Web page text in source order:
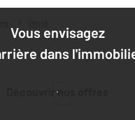
Vous envisagez
dans
Découvrir nos offres